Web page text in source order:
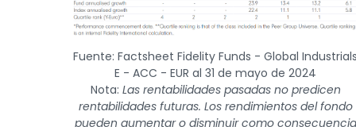
Fuente: Factsheet Fidelity Funds - Global
E - ACC - EUR al 31 de mayo de 2024
Nota: Las rentabilidades pasadas no predicen
rentabilidades futuras. Los rendimientos del fondo
pueden aumentar o disminuir como consecuencia